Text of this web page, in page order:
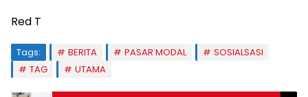
Red T
Tags: BERITA PASAR MODAL
SOSIALSASI
TAG
UTAMA